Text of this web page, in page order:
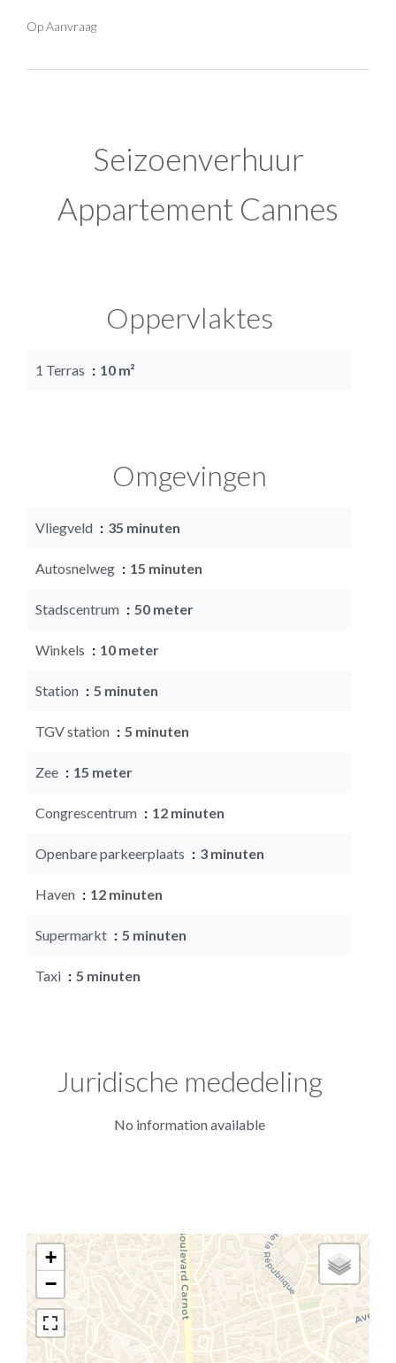
Op Aanvraag
Seizoenverhuur
Appartement Cannes
Oppervlaktes
1 Terras 10 m²
Omgevingen
Vliegveld 35 minuten
Autosnelweg 15 minuten
Stadscentrum 50 meter
Winkels 10 meter
Station 5 minuten
TGV station 5 minuten
Zee 15 meter
Congrescentrum 12 minuten
Openbare parkeerplaats 3 minuten
Haven 12 minuten
Supermarkt 5 minuten
Taxi 5 minuten
Juridische mededeling
No information available
+
−